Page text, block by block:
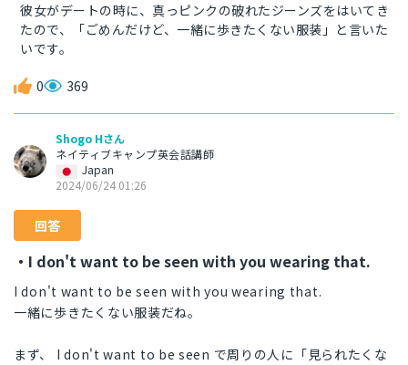
彼女がデートの時に、真っピンクの破れたジーンズをはいてき
たので、「ごめんだけど、一緒に歩きたくない服装」と言いた
いです。
0 369
Shogo Hさん
ネイティブキャンプ英会話講師
Japan
2024/06/24 01:26
回答
・I don't want to be seen with you wearing that.
I don't want to be seen with you wearing that.
一緒に歩きたくない服装だね。
まず、 I don't want to be seen で周りの人に「見られたくな